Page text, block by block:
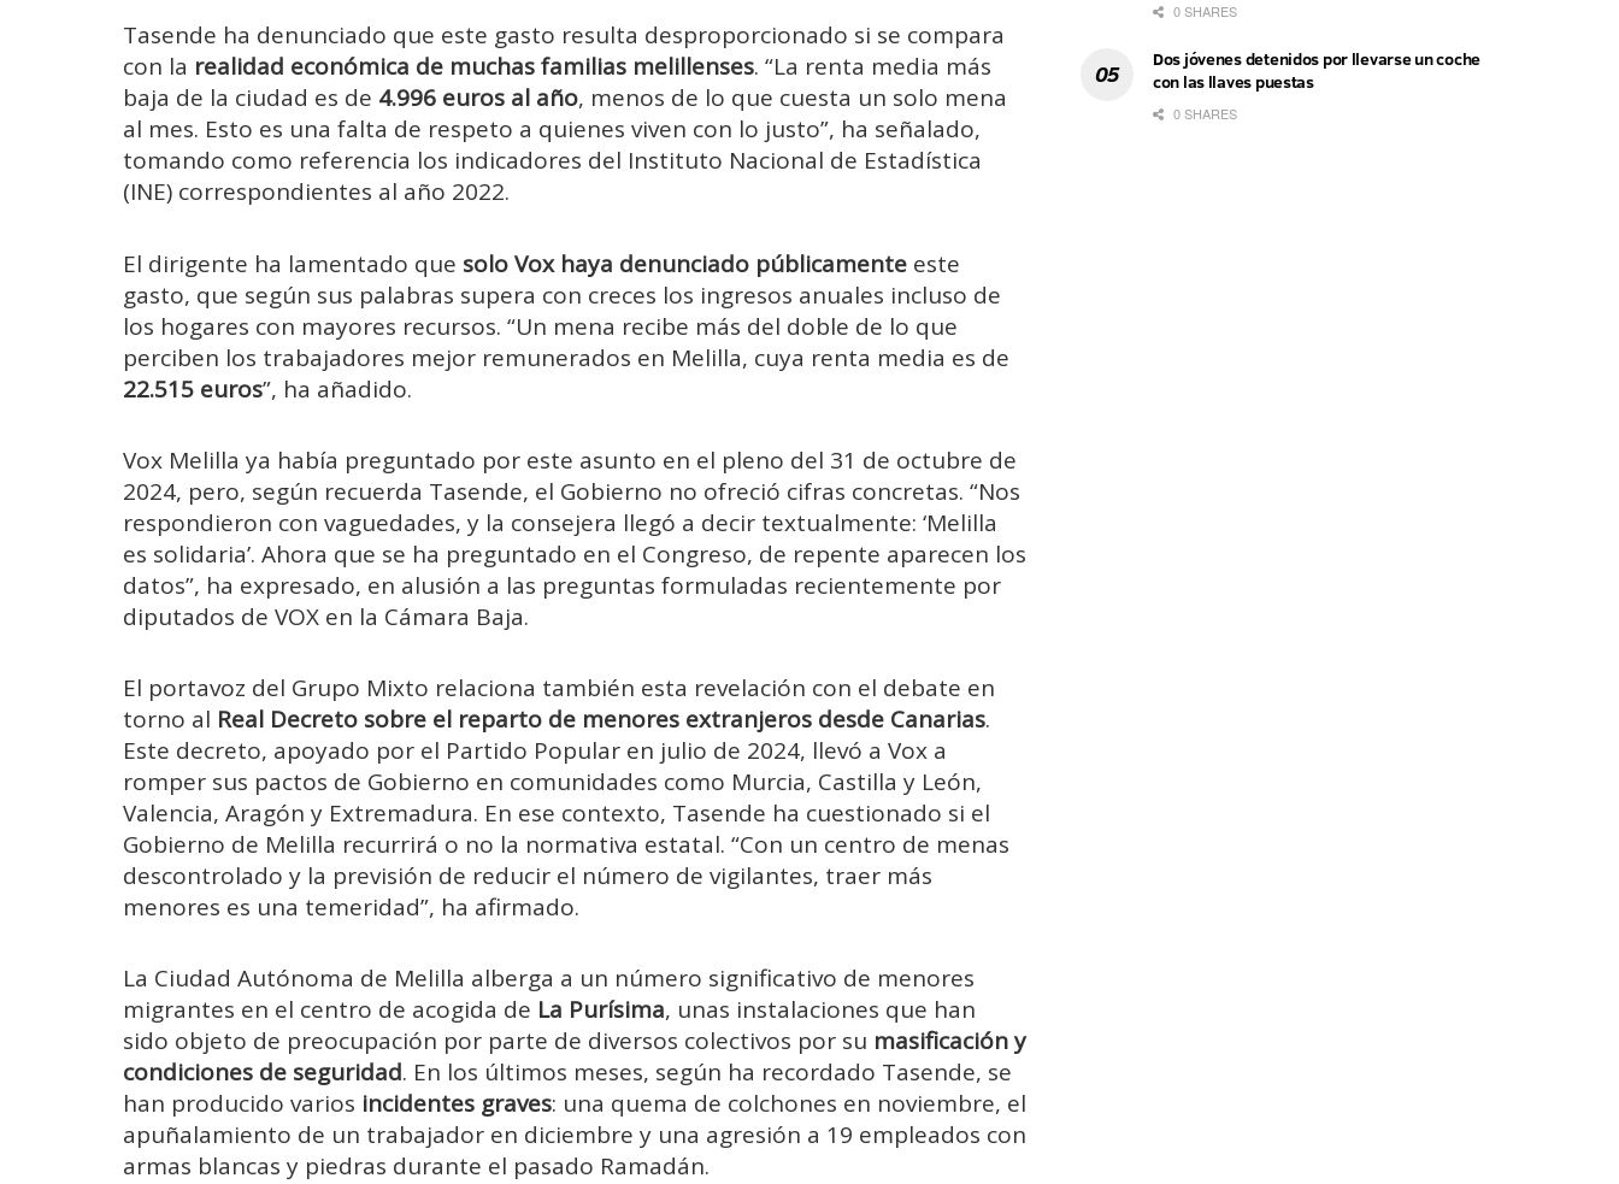
Tasende ha denunciado que este gasto resulta desproporcionado si se compara
con la realidad económica de muchas familias melillenses. “La renta media más
baja de la ciudad es de 4.996 euros al año, menos de lo que cuesta un solo mena
al mes. Esto es una falta de respeto a quienes viven con lo justo”, ha señalado,
tomando como referencia los indicadores del Instituto Nacional de Estadística
(INE) correspondientes al año 2022.
El dirigente ha lamentado que solo Vox haya denunciado públicamente este
gasto, que según sus palabras supera con creces los ingresos anuales incluso de
los hogares con mayores recursos. “Un mena recibe más del doble de lo que
perciben los trabajadores mejor remunerados en Melilla, cuya renta media es de
22.515 euros”, ha añadido.
Vox Melilla ya había preguntado por este asunto en el pleno del 31 de octubre de
2024, pero, según recuerda Tasende, el Gobierno no ofreció cifras concretas. “Nos
respondieron con vaguedades, y la consejera llegó a decir textualmente: ‘Melilla
es solidaria’. Ahora que se ha preguntado en el Congreso, de repente aparecen los
datos”, ha expresado, en alusión a las preguntas formuladas recientemente por
diputados de VOX en la Cámara Baja.
El portavoz del Grupo Mixto relaciona también esta revelación con el debate en
torno al Real Decreto sobre el reparto de menores extranjeros desde Canarias.
Este decreto, apoyado por el Partido Popular en julio de 2024, llevó a Vox a
romper sus pactos de Gobierno en comunidades como Murcia, Castilla y León,
Valencia, Aragón y Extremadura. En ese contexto, Tasende ha cuestionado si el
Gobierno de Melilla recurrirá o no la normativa estatal. “Con un centro de menas
descontrolado y la previsión de reducir el número de vigilantes, traer más
menores es una temeridad”, ha afirmado.
La Ciudad Autónoma de Melilla alberga a un número significativo de menores
migrantes en el centro de acogida de La Purísima, unas instalaciones que han
sido objeto de preocupación por parte de diversos colectivos por su masificación y
condiciones de seguridad. En los últimos meses, según ha recordado Tasende, se
han producido varios incidentes graves: una quema de colchones en noviembre, el
apuñalamiento de un trabajador en diciembre y una agresión a 19 empleados con
armas blancas y piedras durante el pasado Ramadán.
0 SHARES
Dos jóvenes detenidos por llevarse un coche
con las llaves puestas
0 SHARES